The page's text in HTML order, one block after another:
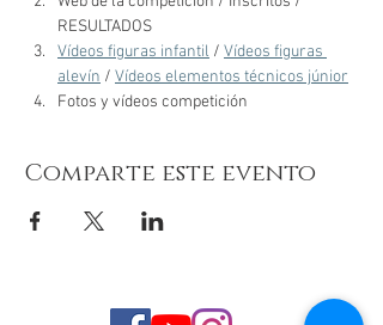
RESULTADOS
Vídeos figuras infantil / Vídeos figuras
alevín / Vídeos elementos técnicos júnior
Fotos y vídeos competición
Comparte este evento